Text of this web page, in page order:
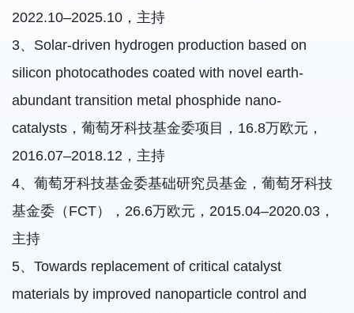
2022.10–2025.10，主持
3、Solar-driven hydrogen production based on
silicon photocathodes coated with novel earth-
abundant transition metal phosphide nano-
catalysts，葡萄牙科技基金委项目，16.8万欧元，
2016.07–2018.12，主持
4、葡萄牙科技基金委基础研究员基金，葡萄牙科技
基金委（FCT），26.6万欧元，2015.04–2020.03，
主持
5、Towards replacement of critical catalyst
materials by improved nanoparticle control and